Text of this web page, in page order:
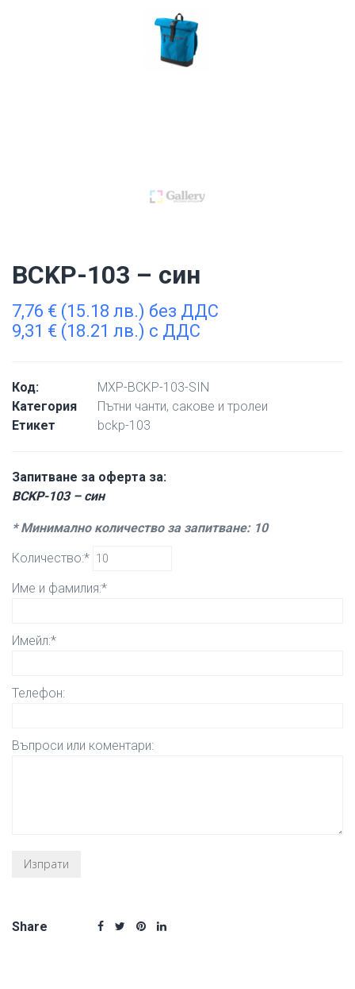
BCKP-103 – син
7,76 € (15.18 лв.) без ДДС
9,31 € (18.21 лв.) с ДДС
Код:
MXP-BCKP-103-SIN
Категория
Пътни чанти, сакове и тролеи
Етикет
bckp-103
Запитване за оферта за:
BCKP-103 – син
* Минимално количество за запитване: 10
Количество:*
Име и фамилия:*
Имейл:*
Телефон:
Въпроси или коментари:
Share